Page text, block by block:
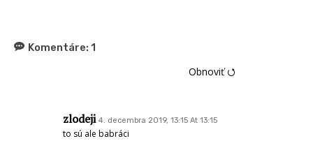
Komentáre: 1
Obnoviť ⭯
zlodeji 4. decembra 2019, 13:15 At 13:15
to sú ale babráci